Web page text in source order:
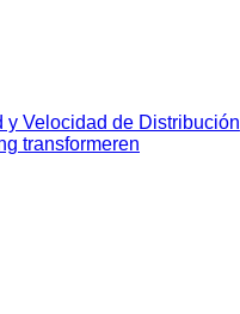
Velocidad de Distribución
transformeren